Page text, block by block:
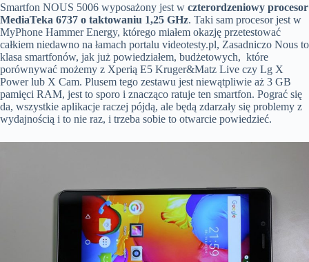
Smartfon NOUS 5006 wyposażony jest w czterordzeniowy procesor
MediaTeka 6737 o taktowaniu 1,25 GHz. Taki sam procesor jest w
MyPhone Hammer Energy, którego miałem okazję przetestować
całkiem niedawno na łamach portalu videotesty.pl, Zasadniczo Nous to
klasa smartfonów, jak już powiedziałem, budżetowych, które
porównywać możemy z Xperią E5 Kruger&Matz Live czy Lg X
Power lub X Cam. Plusem tego zestawu jest niewątpliwie aż 3 GB
pamięci RAM, jest to sporo i znacząco ratuje ten smartfon. Pograć się
da, wszystkie aplikacje raczej pójdą, ale będą zdarzały się problemy z
wydajnością i to nie raz, i trzeba sobie to otwarcie powiedzieć.